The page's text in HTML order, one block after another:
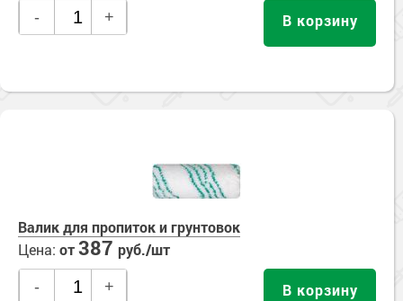
- + В корзину
Валик для пропиток и грунтовок
Цена: от387 руб./шт
- + В корзину